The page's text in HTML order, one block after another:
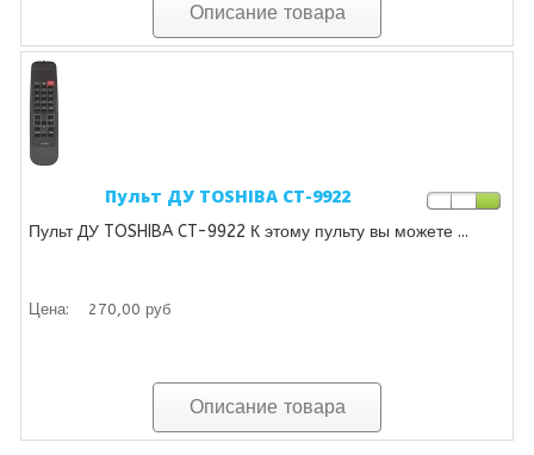
Описание товара
Пульт ДУ TOSHIBA CT-9922
Пульт ДУ TOSHIBA CT-9922 К этому пульту вы можете ...
Цена: 270,00 руб
Описание товара